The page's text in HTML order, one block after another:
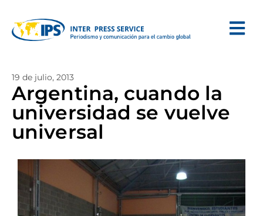
19 de julio, 2013
Argentina, cuando la
universidad se vuelve
universal